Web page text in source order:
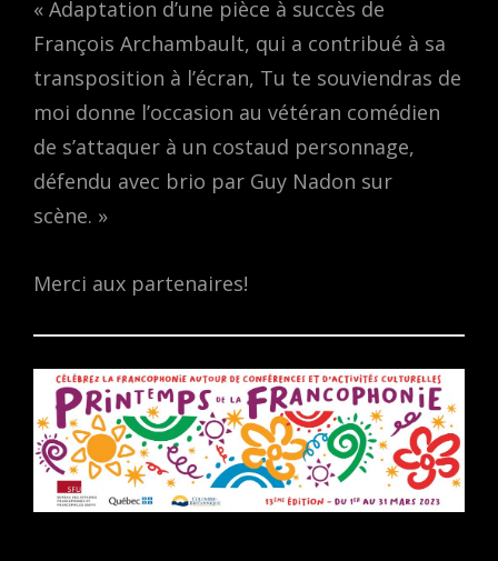
« Adaptation d’une pièce à succès de
François Archambault, qui a contribué à sa
transposition à l’écran, Tu te souviendras de
moi donne l’occasion au vétéran comédien
de s’attaquer à un costaud personnage,
défendu avec brio par Guy Nadon sur
scène. »
Merci aux partenaires!